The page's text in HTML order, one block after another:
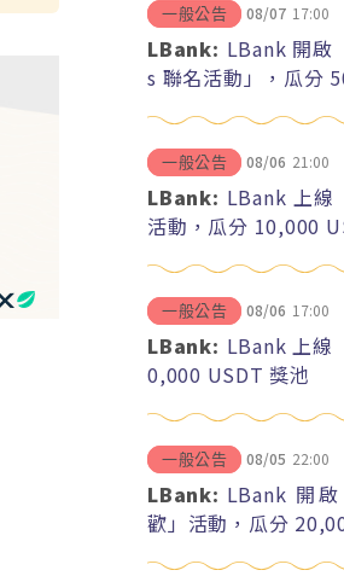
一般公告 08/07 17:00
LBank: LBank 開
s 聯名活動」，瓜分
一般公告 08/06 21:00
LBank: LBank 上線
活動，瓜分 10,000
一般公告 08/06 17:00
LBank: LBank 上線
0,000 USDT 獎池
一般公告 08/05 22:00
LBank: LBank 開
歡」活動，瓜分